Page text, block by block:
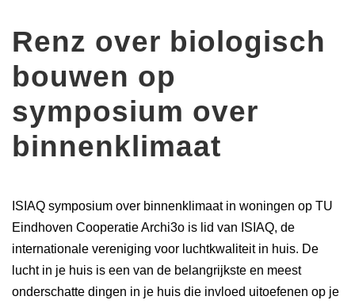
Renz over biologisch
bouwen op
symposium over
binnenklimaat
ISIAQ symposium over binnenklimaat in woningen op TU
Eindhoven Cooperatie Archi3o is lid van ISIAQ, de
internationale vereniging voor luchtkwaliteit in huis. De
lucht in je huis is een van de belangrijkste en meest
onderschatte dingen in je huis die invloed uitoefenen op je